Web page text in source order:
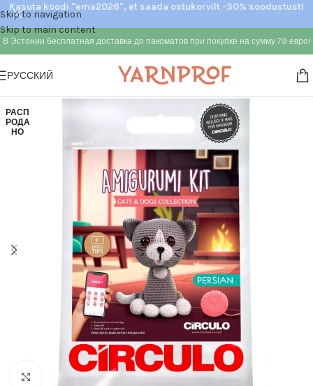
Skip to navigation
Skip to main content
Kasuta koodi "ema2026", et saada ostukorvilt -30% soodustust!
В Эстонии бесплатная доставка до пакоматов при покупке на сумму 79 евро!
РУССКИЙ
РАСП
РОДА
НО
нажмите, чтобы увеличить